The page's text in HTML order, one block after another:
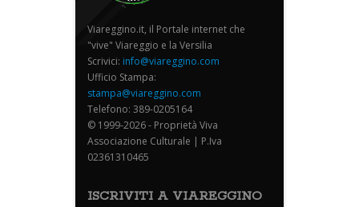
Viareggino.it, il Portale internet che
"vive" Viareggio e la Versilia
Scrivici: info@viareggino.com
Ufficio Stampa:
stampa@viareggino.com
Telefono: 389-0205164
© 1999-2026 - Proprietà Viva
Associazione Culturale | P.Iva
02361310465
ISCRIVITI A VIAREGGINO